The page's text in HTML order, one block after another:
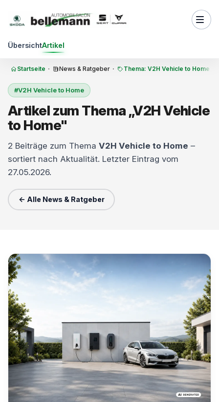
ÜbersichtArtikel
Startseite · News & Ratgeber · Thema: V2H Vehicle to Home
#V2H Vehicle to Home
Artikel zum Thema „V2H Vehicle
to Home"
2 Beiträge zum Thema V2H Vehicle to Home –
sortiert nach Aktualität. Letzter Eintrag vom
27.05.2026.
← Alle News & Ratgeber